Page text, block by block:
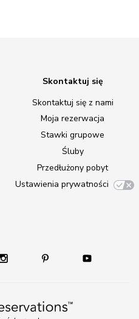
Skontaktuj się
Skontaktuj się z nami
Moja rezerwacja
Stawki grupowe
Śluby
Przedłużony pobyt
Ustawienia prywatności